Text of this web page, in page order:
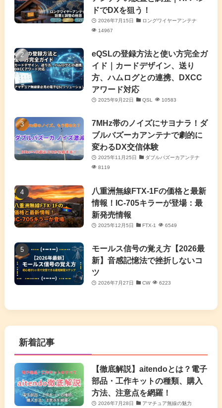
(3)
(6)
(20)
(5)
(4)
(2)
(5)
(11)
ドでDXを狙う！
2026年7月15日
ロングワイヤーアンテナ
14967
eQSLの登録方法と使い方完全ガ
イド｜カードデザイン、送り
方、ハムログとの連携、DXCC
アワード対応
2025年9月22日 QSL 10583
7MHz帯のノイズにサヨナラ！ダ
ブルバズーカアンテナで劇的に
変わるDX交信体験
2025年11月25日
ダブルバズーカアンテナ
8119
八重洲無線FTX-1Fの価格と最新
情報！IC-705キラーが登場：最
新発売情報
2025年12月5日 FTX-1 6549
モールス信号の覚え方【2026最
新】音感記憶法で挫折しないコ
ツ
2026年7月27日 CW 6223
新着記事
【徹底解説】aitendoとは？電子
部品・工作キットの種類、購入
方法、注意点を網羅！
2026年7月28日 アマチュア無線の魅力